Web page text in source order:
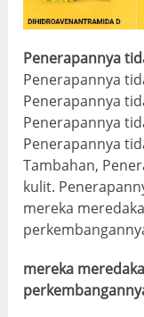
Penerapannya
Penerapannya
Penerapannya
Penerapannya
Penerapannya
Tambahan,
kulit.
mereka
mereka